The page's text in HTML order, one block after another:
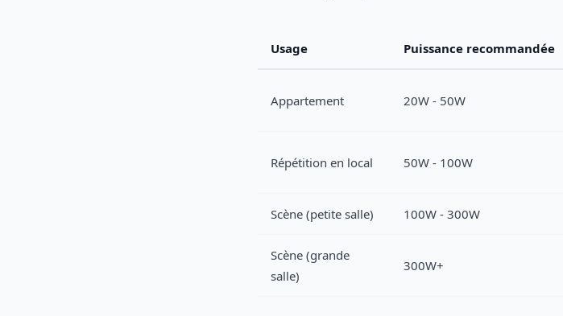
Usage Puissance recommandée
Appartement 20W - 50W
Répétition en local 50W - 100W
Scène (petite salle) 100W - 300W
Scène (grande
salle)
300W+